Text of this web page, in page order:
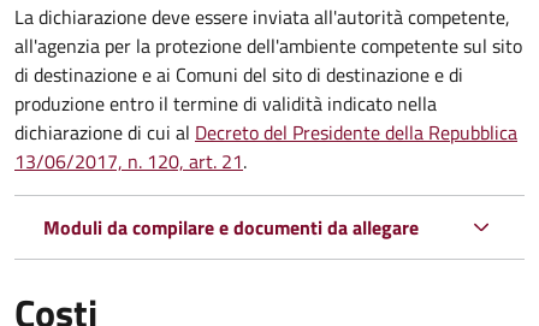
La dichiarazione deve essere inviata all'autorità competente,
all'agenzia per la protezione dell'ambiente competente sul sito
di destinazione e ai Comuni del sito di destinazione e di
produzione entro il termine di validità indicato nella
dichiarazione di cui al Decreto del Presidente della Repubblica
13/06/2017, n. 120, art. 21.
Moduli da compilare e documenti da allegare
Costi